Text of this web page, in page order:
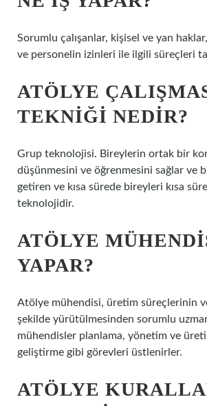
Sorumlu çalışanlar, kişisel ve yan
ve personelin izinleri ile ilgili süreçleri
ATÖLYE
TEKNIĞI NEDIR?
Grup teknolojisi. Bireylerin ortak bir
düşünmesini ve öğrenmesini sağlar ve
getiren ve kısa sürede bireyleri kısa
teknolojidir.
ATÖLYE
YAPAR?
Atölye mühendisi, üretim süreçlerinin
şekilde yürütülmesinden sorumlu
mühendisler planlama, yönetim ve
geliştirme gibi görevleri üstlenirler.
ATÖLYE